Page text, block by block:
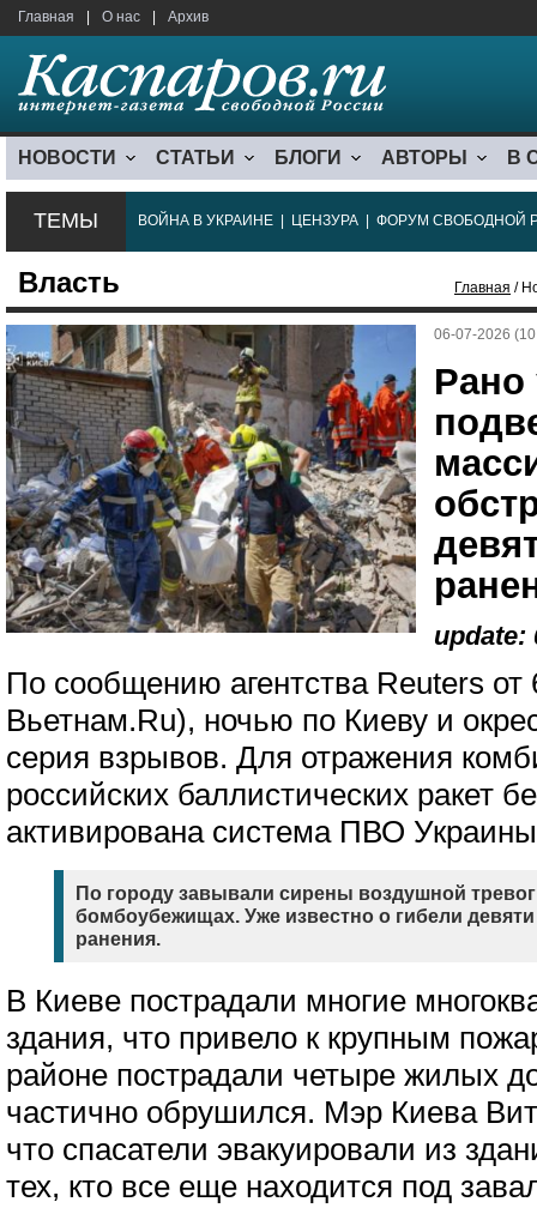
Главная О нас Архив
НОВОСТИ СТАТЬИ БЛОГИ АВТОРЫ В
ТЕМЫ ВОЙНА В УКРАИНЕ ЦЕНЗУРА ФОРУМ СВОБОДНОЙ
Власть Главная /
06-07-2026
Рано
update:
По сообщению агентства Reuters
Вьетнам.Ru), ночью по Киеву и
серия взрывов. Для отражения
российских баллистических ракет
активирована система ПВО
По городу завывали сирены воздушной
бомбоубежищах. Уже известно о гибели
ранения.
В Киеве пострадали многие
здания, что привело к крупным
районе пострадали четыре жилых
частично обрушился. Мэр Киева
что спасатели эвакуировали из
тех, кто все еще находится под